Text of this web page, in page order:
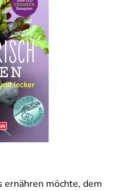
möchte, dem